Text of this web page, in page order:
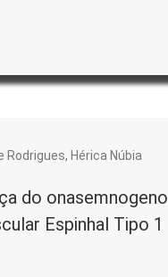
Rodrigues, Hérica Núbia
do onasemnogeno
Espinhal Tipo 1